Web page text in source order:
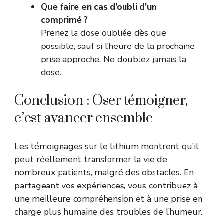
Que faire en cas d’oubli d’un
comprimé ?
Prenez la dose oubliée dès que
possible, sauf si l’heure de la prochaine
prise approche. Ne doublez jamais la
dose.
Conclusion : Oser témoigner,
c’est avancer ensemble
Les témoignages sur le lithium montrent qu’il
peut réellement transformer la vie de
nombreux patients, malgré des obstacles. En
partageant vos expériences, vous contribuez à
une meilleure compréhension et à une prise en
charge plus humaine des troubles de l’humeur.